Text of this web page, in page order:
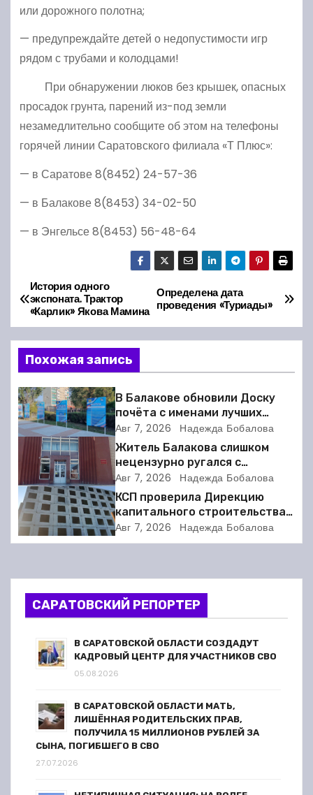
или дорожного полотна;
— предупреждайте детей о недопустимости игр
рядом с трубами и колодцами!
При обнаружении люков без крышек, опасных
просадок грунта, парений из-под земли
незамедлительно сообщите об этом на телефоны
горячей линии Саратовского филиала «Т Плюс»:
— в Саратове 8(8452) 24-57-36
— в Балакове 8(8453) 34-02-50
— в Энгельсе 8(8453) 56-48-64
Н
а
в
и
г
а
ц
и
я
о
з
Определена дата
проведения «Туриады»
История одного
экспоната. Трактор
«Карлик» Якова Мамина
Похожая запись
В Балакове обновили Доску
почёта с именами лучших
спортсменов. Фото
Авг 7, 2026 Надежда Бобалова
Житель Балакова слишком
нецензурно ругался с
соседкой и получил двое суток
ареста
Авг 7, 2026 Надежда Бобалова
КСП проверила Дирекцию
капитального строительства в
Балакове и нашла множество
нарушений
Авг 7, 2026 Надежда Бобалова
САРАТОВСКИЙ РЕПОРТЕР
В САРАТОВСКОЙ ОБЛАСТИ СОЗДАДУТ
КАДРОВЫЙ ЦЕНТР ДЛЯ УЧАСТНИКОВ СВО
05.08.2026
В САРАТОВСКОЙ ОБЛАСТИ МАТЬ,
ЛИШЁННАЯ РОДИТЕЛЬСКИХ ПРАВ,
ПОЛУЧИЛА 15 МИЛЛИОНОВ РУБЛЕЙ ЗА
СЫНА, ПОГИБШЕГО В СВО
27.07.2026